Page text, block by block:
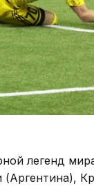
легенд